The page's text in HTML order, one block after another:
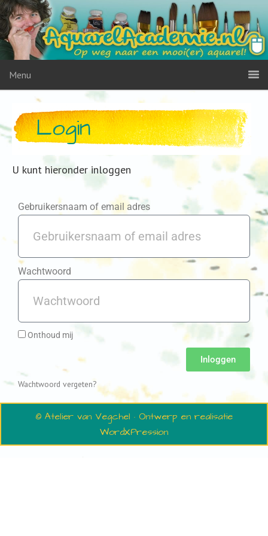
Menu
Login
U kunt hieronder inloggen
Gebruikersnaam of email adres
Wachtwoord
Onthoud mij
Inloggen
Wachtwoord vergeten?
© Atelier van Vegchel · Ontwerp en realisatie
WordXPression